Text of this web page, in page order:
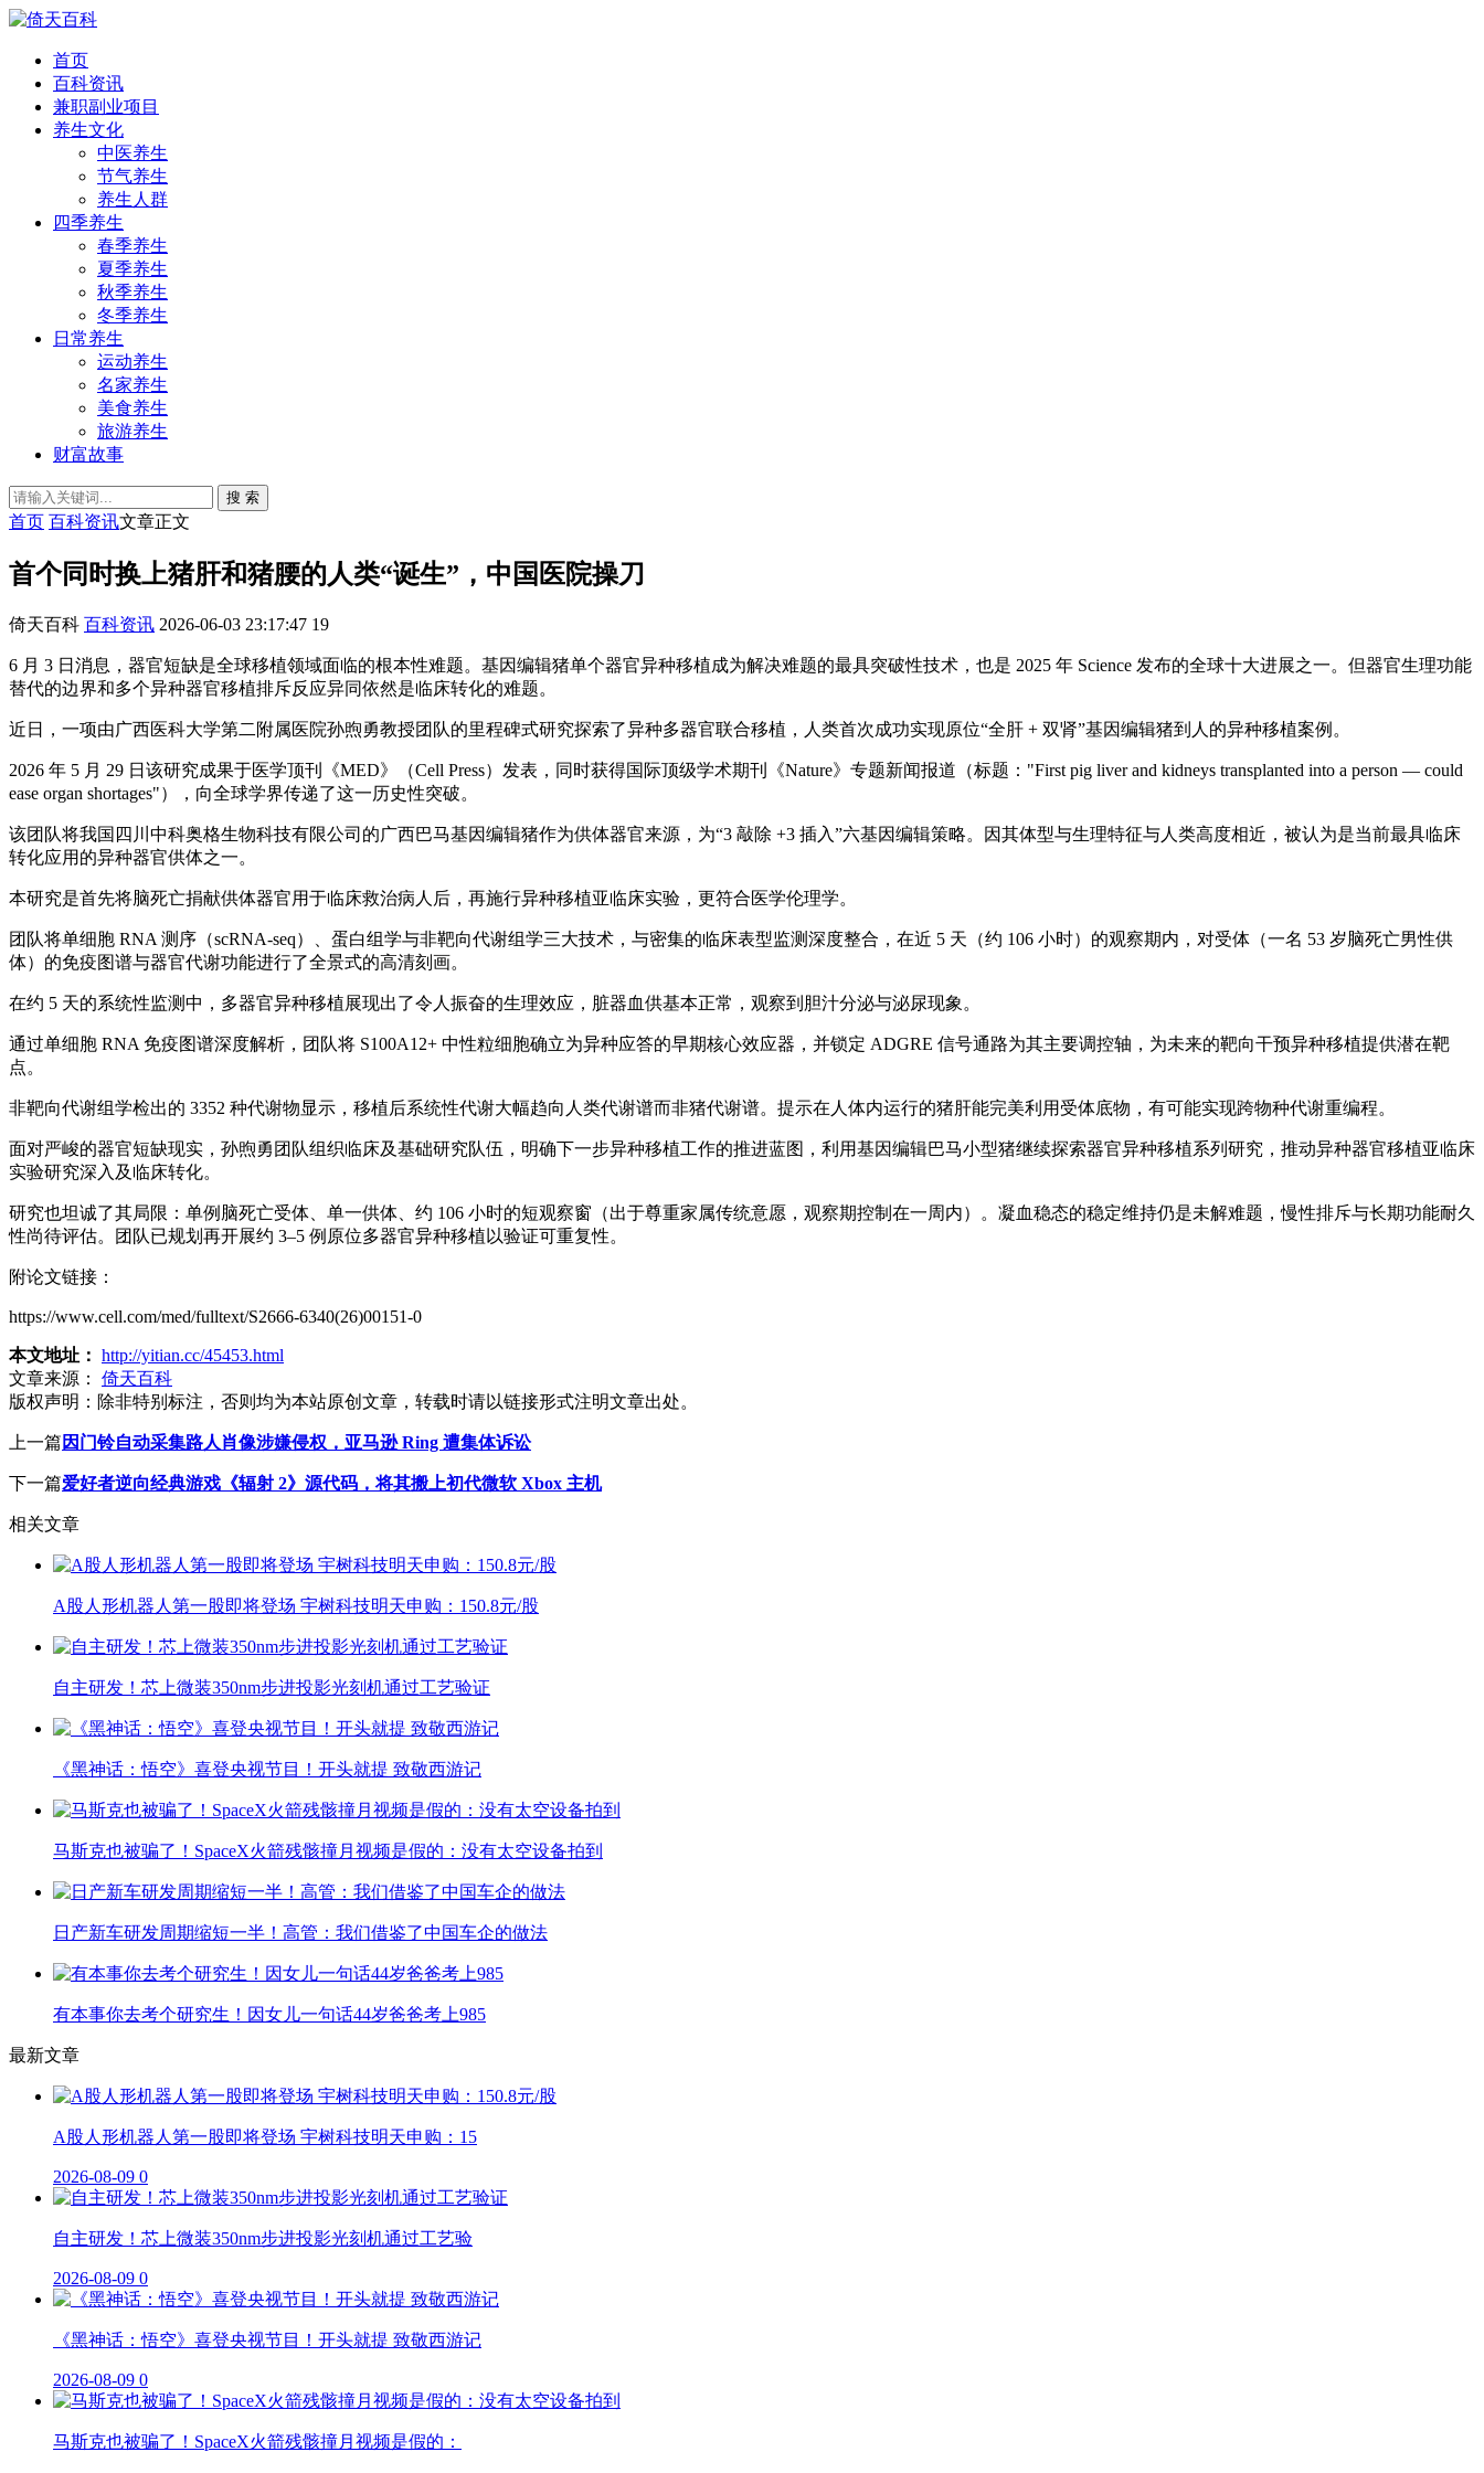
首页
百科资讯
兼职副业项目
养生文化
中医养生
节气养生
养生人群
四季养生
春季养生
夏季养生
秋季养生
冬季养生
日常养生
运动养生
名家养生
美食养生
旅游养生
财富故事
搜 索
首页 百科资讯文章正文
首个同时换上猪肝和猪腰的人类“诞生”，中国医院操刀
倚天百科 百科资讯 2026-06-03 23:17:47 19
6 月 3 日消息，器官短缺是全球移植领域面临的根本性难题。基因编辑猪单个器官异种移植成为解决难题的最具突破性技术，也是 2025 年 Science 发布的全球十大进展之一。但器官生理功能
替代的边界和多个异种器官移植排斥反应异同依然是临床转化的难题。
近日，一项由广西医科大学第二附属医院孙煦勇教授团队的里程碑式研究探索了异种多器官联合移植，人类首次成功实现原位“全肝 + 双肾”基因编辑猪到人的异种移植案例。
2026 年 5 月 29 日该研究成果于医学顶刊《MED》（Cell Press）发表，同时获得国际顶级学术期刊《Nature》专题新闻报道（标题："First pig liver and kidneys transplanted into a person — could
ease organ shortages"），向全球学界传递了这一历史性突破。
该团队将我国四川中科奥格生物科技有限公司的广西巴马基因编辑猪作为供体器官来源，为“3 敲除 +3 插入”六基因编辑策略。因其体型与生理特征与人类高度相近，被认为是当前最具临床
转化应用的异种器官供体之一。
本研究是首先将脑死亡捐献供体器官用于临床救治病人后，再施行异种移植亚临床实验，更符合医学伦理学。
团队将单细胞 RNA 测序（scRNA-seq）、蛋白组学与非靶向代谢组学三大技术，与密集的临床表型监测深度整合，在近 5 天（约 106 小时）的观察期内，对受体（一名 53 岁脑死亡男性供
体）的免疫图谱与器官代谢功能进行了全景式的高清刻画。
在约 5 天的系统性监测中，多器官异种移植展现出了令人振奋的生理效应，脏器血供基本正常，观察到胆汁分泌与泌尿现象。
通过单细胞 RNA 免疫图谱深度解析，团队将 S100A12+ 中性粒细胞确立为异种应答的早期核心效应器，并锁定 ADGRE 信号通路为其主要调控轴，为未来的靶向干预异种移植提供潜在靶
点。
非靶向代谢组学检出的 3352 种代谢物显示，移植后系统性代谢大幅趋向人类代谢谱而非猪代谢谱。提示在人体内运行的猪肝能完美利用受体底物，有可能实现跨物种代谢重编程。
面对严峻的器官短缺现实，孙煦勇团队组织临床及基础研究队伍，明确下一步异种移植工作的推进蓝图，利用基因编辑巴马小型猪继续探索器官异种移植系列研究，推动异种器官移植亚临床
实验研究深入及临床转化。
研究也坦诚了其局限：单例脑死亡受体、单一供体、约 106 小时的短观察窗（出于尊重家属传统意愿，观察期控制在一周内）。凝血稳态的稳定维持仍是未解难题，慢性排斥与长期功能耐久
性尚待评估。团队已规划再开展约 3–5 例原位多器官异种移植以验证可重复性。
附论文链接：
https://www.cell.com/med/fulltext/S2666-6340(26)00151-0
本文地址： http://yitian.cc/45453.html
文章来源：
倚天百科
版权声明： 除非特别标注，否则均为本站原创文章，转载时请以链接形式注明文章出处。
上一篇 因门铃自动采集路人肖像涉嫌侵权，亚马逊 Ring 遭集体诉讼
下一篇爱好者逆向经典游戏《辐射 2》源代码，将其搬上初代微软 Xbox 主机
相关文章
A股人形机器人第一股即将登场 宇树科技明天申购：150.8元/股
自主研发！芯上微装350nm步进投影光刻机通过工艺验证
《黑神话：悟空》喜登央视节目！开头就提 致敬西游记
马斯克也被骗了！SpaceX火箭残骸撞月视频是假的：没有太空设备拍到
日产新车研发周期缩短一半！高管：我们借鉴了中国车企的做法
有本事你去考个研究生！因女儿一句话44岁爸爸考上985
最新文章
A股人形机器人第一股即将登场 宇树科技明天申购：15
2026-08-09 0
自主研发！芯上微装350nm步进投影光刻机通过工艺验
2026-08-09 0
《黑神话：悟空》喜登央视节目！开头就提 致敬西游记
2026-08-09 0
马斯克也被骗了！SpaceX火箭残骸撞月视频是假的：